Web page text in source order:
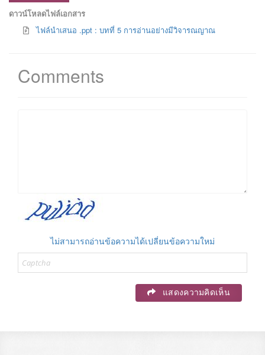
ดาวน์โหลดไฟล์เอกสาร
ไฟล์นำเสนอ .ppt : บทที่ 5 การอ่านอย่างมีวิจารณญาณ
Comments
ไม่สามารถอ่านข้อความได้เปลี่ยนข้อความใหม่
แสดงความคิดเห็น